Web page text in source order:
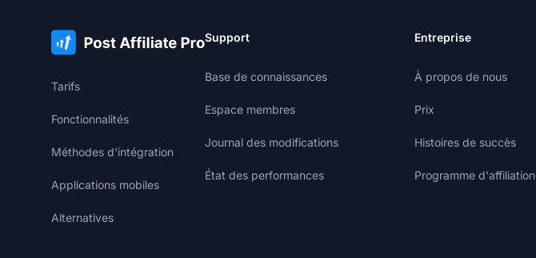
Tarifs
Fonctionnalités
Méthodes d'intégration
Applications mobiles
Alternatives
Support
Base de connaissances
Espace membres
Journal des modifications
État des performances
Entreprise
À propos de nous
Prix
Histoires de succès
Programme d'affiliation